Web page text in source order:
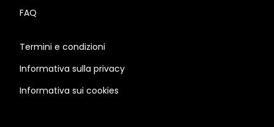
FAQ
Termini e condizioni
Informativa sulla privacy
Informativa sui cookies